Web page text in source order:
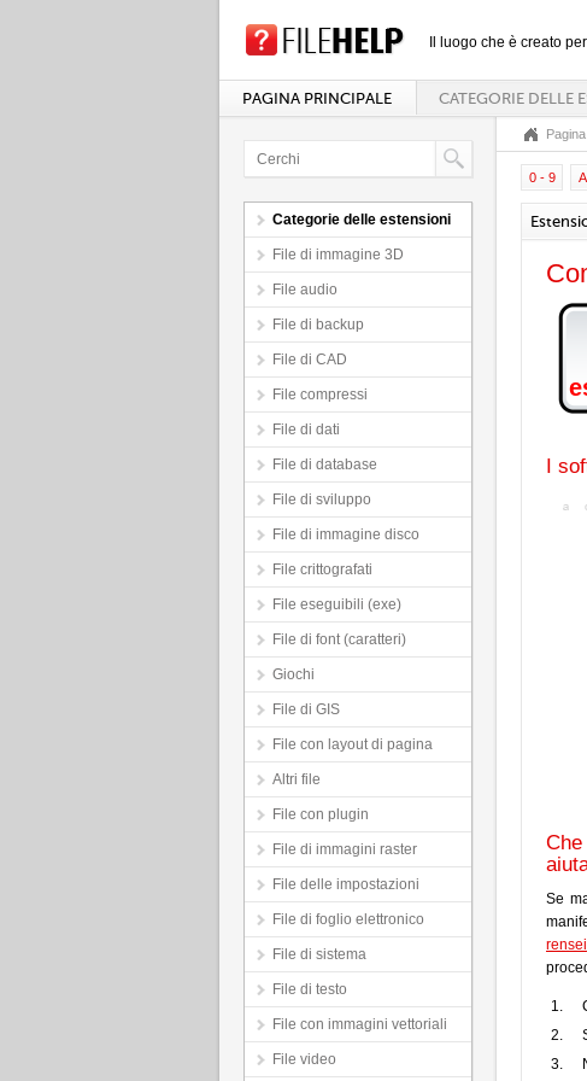
Il luogo che è creato
PAGINA PRINCIPALE CATEGORIE DELLE
Categorie delle estensioni
File di immagine 3D
File audio
File di backup
File di CAD
File compressi
File di dati
File di database
File di sviluppo
File di immagine disco
File crittografati
File eseguibili (exe)
File di font (caratteri)
Giochi
File di GIS
File con layout di pagina
Altri file
File con plugin
File di immagini raster
File delle impostazioni
File di foglio elettronico
File di sistema
File di testo
File con immagini vettoriali
File video
0 - 9 A
I
Se